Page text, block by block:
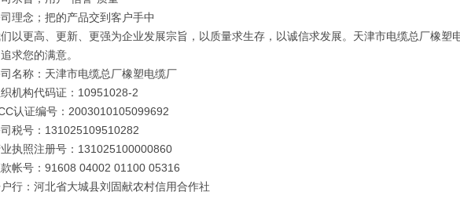
理念；把的产品交到客户手中
以更高、更新、更强为企业发展宗旨，以质量求生存，以诚信求发展。天津市电缆总厂橡塑
求您的满意。
名称：天津市电缆总厂橡塑电缆厂
机构代码证：10951028-2
认证编号：2003010105099692
税号：131025109510282
执照注册号：131025100000860
帐号：91608 04002 01100 05316
行：河北省大城县刘固献农村信用合作社